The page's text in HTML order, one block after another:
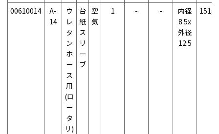
00610014
A-
14
ウ
レ
タ
ン
ホ
ー
ス
用
(ロ
ー
タ
リ)
台
紙
ス
リ
ー
ブ
空
気
1 - -
内径
8.5x
外径
12.5
151g